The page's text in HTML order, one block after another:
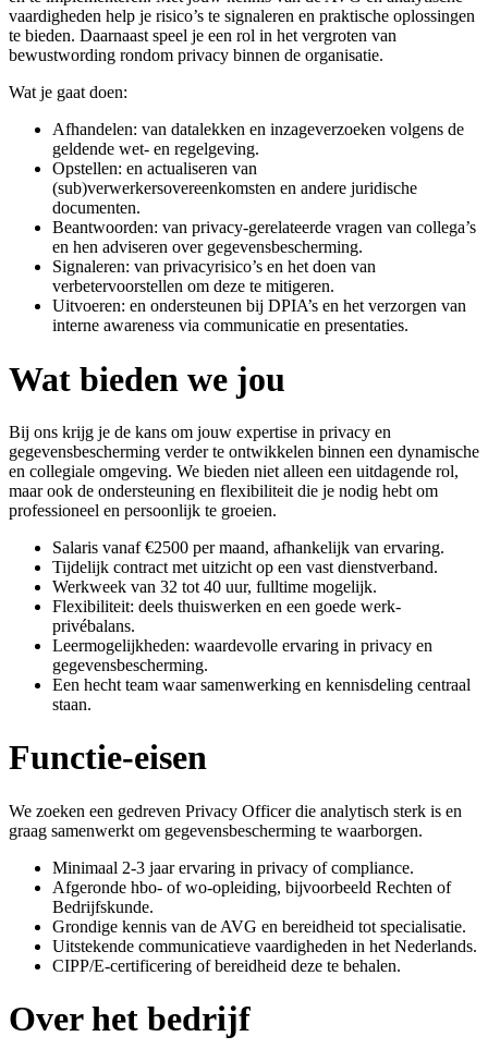
vaardigheden help je risico’s te signaleren en praktische oplossingen
te bieden. Daarnaast speel je een rol in het vergroten van
bewustwording rondom privacy binnen de organisatie.
Wat je gaat doen:
Afhandelen: van datalekken en inzageverzoeken volgens de
geldende wet- en regelgeving.
Opstellen: en actualiseren van
(sub)verwerkersovereenkomsten en andere juridische
documenten.
Beantwoorden: van privacy-gerelateerde vragen van collega’s
en hen adviseren over gegevensbescherming.
Signaleren: van privacyrisico’s en het doen van
verbetervoorstellen om deze te mitigeren.
Uitvoeren: en ondersteunen bij DPIA’s en het verzorgen van
interne awareness via communicatie en presentaties.
Wat bieden we jou
Bij ons krijg je de kans om jouw expertise in privacy en
gegevensbescherming verder te ontwikkelen binnen een dynamische
en collegiale omgeving. We bieden niet alleen een uitdagende rol,
maar ook de ondersteuning en flexibiliteit die je nodig hebt om
professioneel en persoonlijk te groeien.
Salaris vanaf €2500 per maand, afhankelijk van ervaring.
Tijdelijk contract met uitzicht op een vast dienstverband.
Werkweek van 32 tot 40 uur, fulltime mogelijk.
Flexibiliteit: deels thuiswerken en een goede werk-
privébalans.
Leermogelijkheden: waardevolle ervaring in privacy en
gegevensbescherming.
Een hecht team waar samenwerking en kennisdeling centraal
staan.
Functie-eisen
We zoeken een gedreven Privacy Officer die analytisch sterk is en
graag samenwerkt om gegevensbescherming te waarborgen.
Minimaal 2-3 jaar ervaring in privacy of compliance.
Afgeronde hbo- of wo-opleiding, bijvoorbeeld Rechten of
Bedrijfskunde.
Grondige kennis van de AVG en bereidheid tot specialisatie.
Uitstekende communicatieve vaardigheden in het Nederlands.
CIPP/E-certificering of bereidheid deze te behalen.
Over het bedrijf